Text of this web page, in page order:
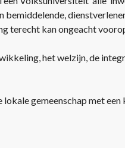
bemiddelende,
terecht kan ongeacht
het welzijn, de
gemeenschap met